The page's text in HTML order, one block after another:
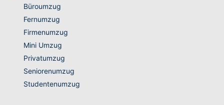
Büroumzug
Fernumzug
Firmenumzug
Mini Umzug
Privatumzug
Seniorenumzug
Studentenumzug